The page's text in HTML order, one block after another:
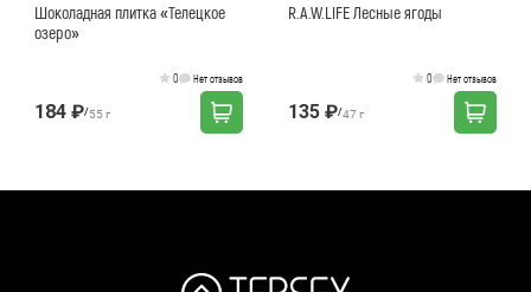
Шоколадная плитка «Телецкое
озеро»
0 Нет отзывов
184 ₽/55 г
R.A.W.LIFE Лесные ягоды
0 Нет отзывов
135 ₽/47 г